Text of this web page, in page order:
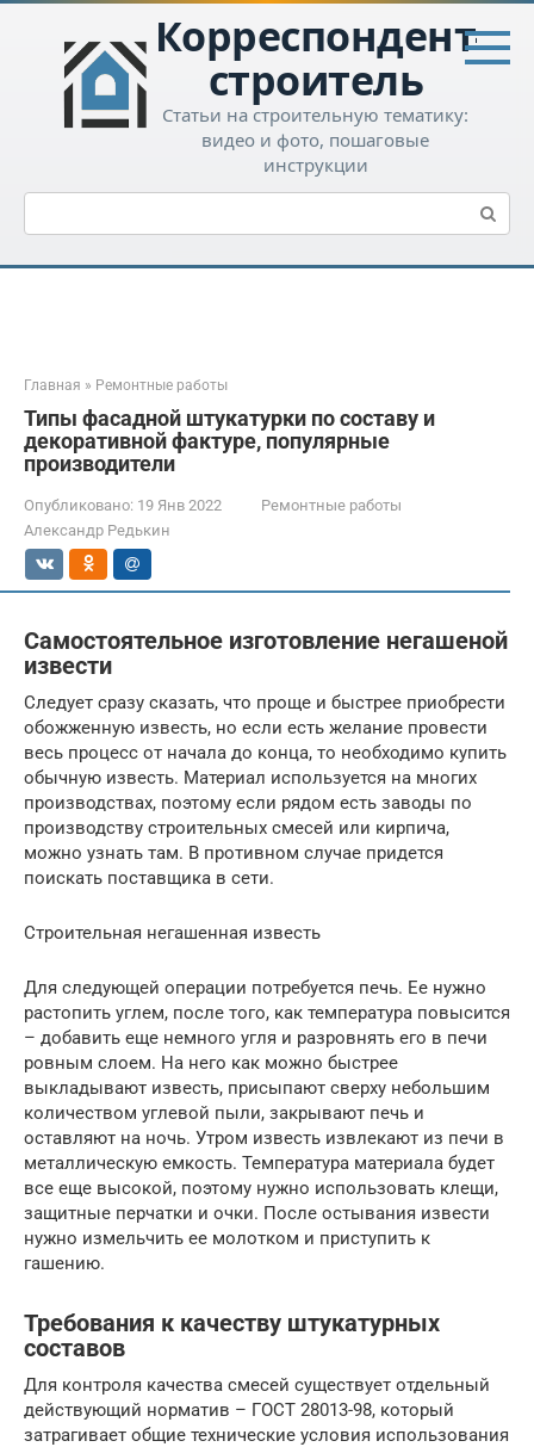
Перейти
контенту
Корреспондент-
строитель
Статьи на строительную тематику:
видео и фото, пошаговые
инструкции
Поиск:
Главная » Ремонтные работы
Типы фасадной штукатурки по составу и
декоративной фактуре, популярные
производители
Опубликовано: 19 Янв 2022
Ремонтные работы
Александр Редькин
Самостоятельное изготовление негашеной
извести
Следует сразу сказать, что проще и быстрее приобрести
обожженную известь, но если есть желание провести
весь процесс от начала до конца, то необходимо купить
обычную известь. Материал используется на многих
производствах, поэтому если рядом есть заводы по
производству строительных смесей или кирпича,
можно узнать там. В противном случае придется
поискать поставщика в сети.
Строительная негашенная известь
Для следующей операции потребуется печь. Ее нужно
растопить углем, после того, как температура повысится
– добавить еще немного угля и разровнять его в печи
ровным слоем. На него как можно быстрее
выкладывают известь, присыпают сверху небольшим
количеством углевой пыли, закрывают печь и
оставляют на ночь. Утром известь извлекают из печи в
металлическую емкость. Температура материала будет
все еще высокой, поэтому нужно использовать клещи,
защитные перчатки и очки. После остывания извести
нужно измельчить ее молотком и приступить к
гашению.
Требования к качеству штукатурных
составов
Для контроля качества смесей существует отдельный
действующий норматив – ГОСТ 28013-98, который
затрагивает общие технические условия использования